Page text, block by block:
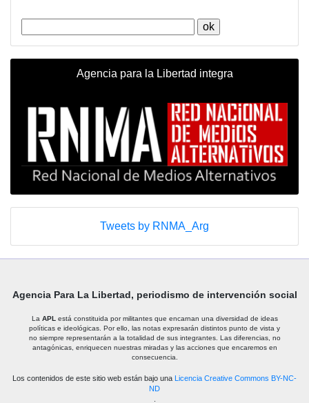
Agencia para la Libertad integra
Tweets by RNMA_Arg
Agencia Para La Libertad, periodismo de intervención social
La APL está constituida por militantes que encarnan una diversidad de ideas
políticas e ideológicas. Por ello, las notas expresarán distintos punto de vista y
no siempre representarán a la totalidad de sus integrantes. Las diferencias, no
antagónicas, enriquecen nuestras miradas y las acciones que encaremos en
consecuencia.
Los contenidos de este sitio web están bajo una Licencia Creative Commons BY-NC-
ND